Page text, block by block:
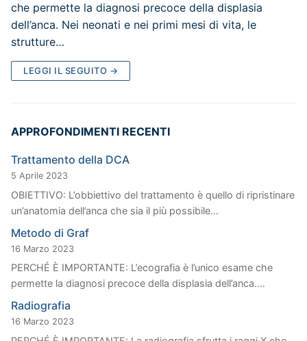
che permette la diagnosi precoce della displasia
dell’anca. Nei neonati e nei primi mesi di vita, le
strutture…
LEGGI IL SEGUITO →
APPROFONDIMENTI RECENTI
Trattamento della DCA
5 Aprile 2023
OBIETTIVO: L’obbiettivo del trattamento è quello di ripristinare
un’anatomia dell’anca che sia il più possibile…
Metodo di Graf
16 Marzo 2023
PERCHÉ È IMPORTANTE: L’ecografia è l’unico esame che
permette la diagnosi precoce della displasia dell’anca.…
Radiografia
16 Marzo 2023